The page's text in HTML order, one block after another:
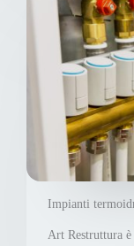
Impianti
Art Restruttura